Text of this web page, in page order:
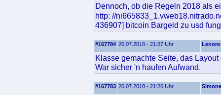
Dennoch, ob die Regeln 2018 als
http: //
436907] bitcoin Bargeld zu usd
#167784 26.07.2018 - 21:27 Uhr Lenore
Klasse gemachte Seite, das
War sicher 'n haufen Aufwand.
#167783 26.07.2018 - 21:26 Uhr Simone